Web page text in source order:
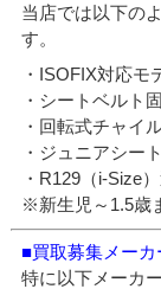
当店では以下の
す。
・ISOFIX対応モ
・シートベルト
・回転式チャイ
・ジュニアシー
・R129（i-Size
※新生児～1.5歳
■買取募集メーカ
特に以下メーカ